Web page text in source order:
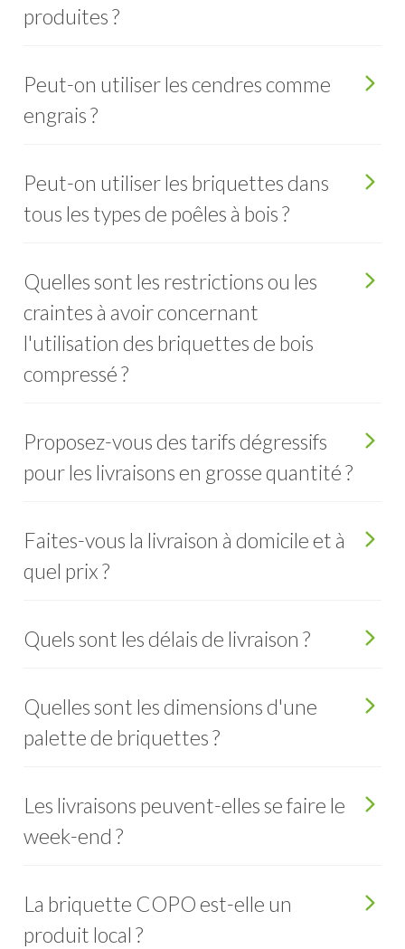
produites ?
Peut-on utiliser les cendres comme
engrais ?
Peut-on utiliser les briquettes dans
tous les types de poêles à bois ?
Quelles sont les restrictions ou les
craintes à avoir concernant
l'utilisation des briquettes de bois
compressé ?
Proposez-vous des tarifs dégressifs
pour les livraisons en grosse quantité ?
Faites-vous la livraison à domicile et à
quel prix ?
Quels sont les délais de livraison ?
Quelles sont les dimensions d'une
palette de briquettes ?
Les livraisons peuvent-elles se faire le
week-end ?
La briquette COPO est-elle un
produit local ?